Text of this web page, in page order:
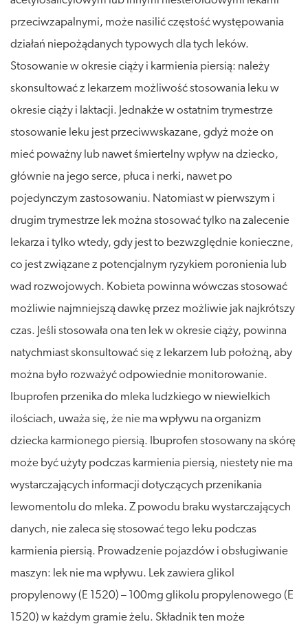
przeciwzapalnymi, może nasilić częstość występowania
działań niepożądanych typowych dla tych leków.
Stosowanie w okresie ciąży i karmienia piersią: należy
skonsultować z lekarzem możliwość stosowania leku w
okresie ciąży i laktacji. Jednakże w ostatnim trymestrze
stosowanie leku jest przeciwwskazane, gdyż może on
mieć poważny lub nawet śmiertelny wpływ na dziecko,
głównie na jego serce, płuca i nerki, nawet po
pojedynczym zastosowaniu. Natomiast w pierwszym i
drugim trymestrze lek można stosować tylko na zalecenie
lekarza i tylko wtedy, gdy jest to bezwzględnie konieczne,
co jest związane z potencjalnym ryzykiem poronienia lub
wad rozwojowych. Kobieta powinna wówczas stosować
możliwie najmniejszą dawkę przez możliwie jak najkrótszy
czas. Jeśli stosowała ona ten lek w okresie ciąży, powinna
natychmiast skonsultować się z lekarzem lub położną, aby
można było rozważyć odpowiednie monitorowanie.
Ibuprofen przenika do mleka ludzkiego w niewielkich
ilościach, uważa się, że nie ma wpływu na organizm
dziecka karmionego piersią. Ibuprofen stosowany na skórę
może być użyty podczas karmienia piersią, niestety nie ma
wystarczających informacji dotyczących przenikania
lewomentolu do mleka. Z powodu braku wystarczających
danych, nie zaleca się stosować tego leku podczas
karmienia piersią. Prowadzenie pojazdów i obsługiwanie
maszyn: lek nie ma wpływu. Lek zawiera glikol
propylenowy (E 1520) – 100mg glikolu propylenowego (E
1520) w każdym gramie żelu. Składnik ten może